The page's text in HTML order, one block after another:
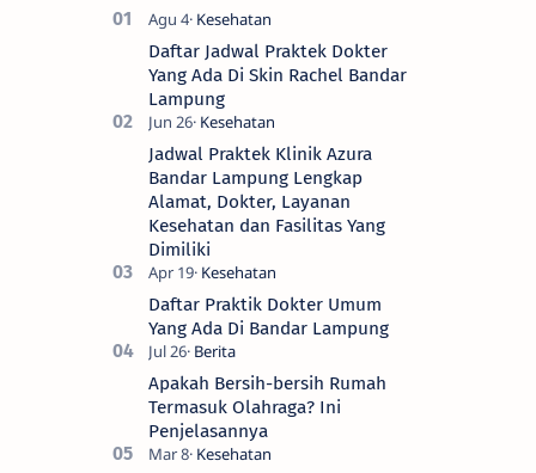
Daftar Jadwal Praktek Dokter
Yang Ada Di Skin Rachel Bandar
Lampung
Jadwal Praktek Klinik Azura
Bandar Lampung Lengkap
Alamat, Dokter, Layanan
Kesehatan dan Fasilitas Yang
Dimiliki
Daftar Praktik Dokter Umum
Yang Ada Di Bandar Lampung
Apakah Bersih-bersih Rumah
Termasuk Olahraga? Ini
Penjelasannya